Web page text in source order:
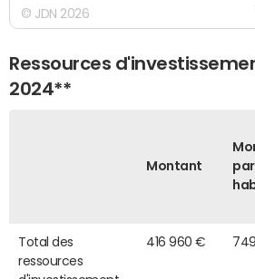
© JDN 2026
Ressources
2024**
Montant
par
Total des
ressources
416 960 €